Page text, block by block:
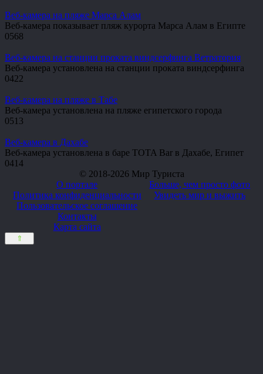
Веб-камера на пляже Марса Алам
Веб-камера показывает пляж курорта Марса Алам в Египте
0568
Веб-камера на станции проката виндсерфинга Ветратория
Веб-камера установлена на станции проката виндсерфинга
0422
Веб-камера на пляже в Табе
Веб-камера установлена на пляже египетского города
0513
Веб-камера в Дахабе
Веб-камера установлена в баре TOTA Bar в Дахабе, Египет
0414
© 2018-2026 Мир Туриста
О портале
Политика конфиденциальности
Пользовательское соглашение
Контакты
Карта сайта
Больше, чем просто фото
Увидеть мир и выжить